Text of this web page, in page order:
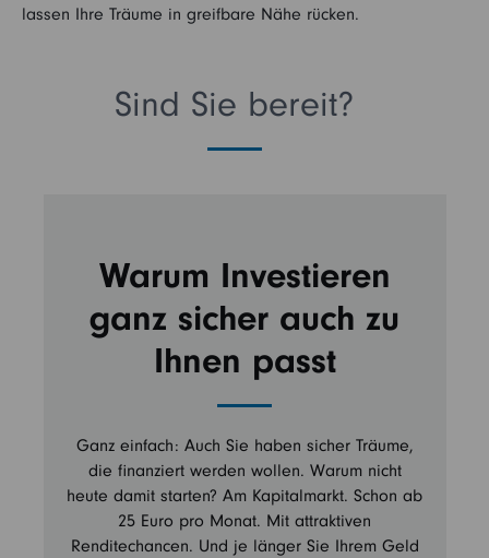
lassen Ihre Träume in greifbare Nähe rücken.
Sind Sie bereit?
Warum Investieren
ganz sicher auch zu
Ihnen passt
Ganz einfach: Auch Sie haben sicher Träume,
die finanziert werden wollen. Warum nicht
heute damit starten? Am Kapitalmarkt. Schon ab
25 Euro pro Monat. Mit attraktiven
Renditechancen. Und je länger Sie Ihrem Geld